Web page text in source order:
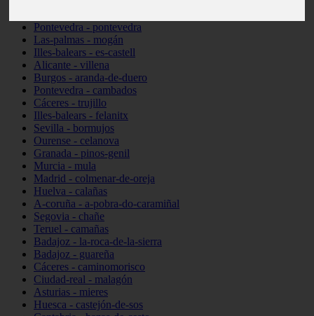
Pontevedra - pontevedra
Las-palmas - mogán
Illes-balears - es-castell
Alicante - villena
Burgos - aranda-de-duero
Pontevedra - cambados
Cáceres - trujillo
Illes-balears - felanitx
Sevilla - bormujos
Ourense - celanova
Granada - pinos-genil
Murcia - mula
Madrid - colmenar-de-oreja
Huelva - calañas
A-coruña - a-pobra-do-caramiñal
Segovia - chañe
Teruel - camañas
Badajoz - la-roca-de-la-sierra
Badajoz - guareña
Cáceres - caminomorisco
Ciudad-real - malagón
Asturias - mieres
Huesca - castejón-de-sos